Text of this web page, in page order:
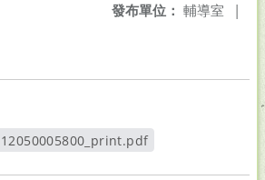
發布單位： 輔導室 |